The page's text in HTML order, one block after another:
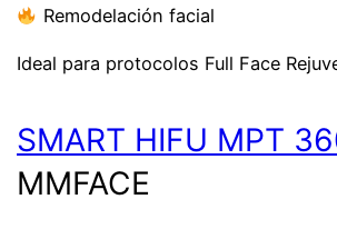
Remodelación facial
Ideal para protocolos Full Face
SMART HIFU MPT
MMFACE